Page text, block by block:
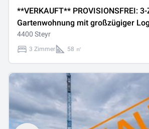
**VERKAUFT** PROVISIONSFREI:
Gartenwohnung mit großzügiger
Christkindl
4400 Steyr
3 Zimmer 58 ㎡